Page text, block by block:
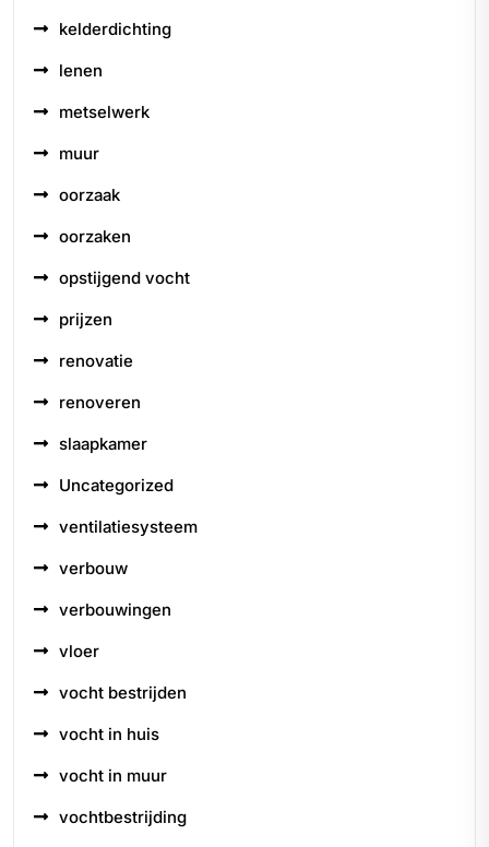
kelderdichting
lenen
metselwerk
muur
oorzaak
oorzaken
opstijgend vocht
prijzen
renovatie
renoveren
slaapkamer
Uncategorized
ventilatiesysteem
verbouw
verbouwingen
vloer
vocht bestrijden
vocht in huis
vocht in muur
vochtbestrijding